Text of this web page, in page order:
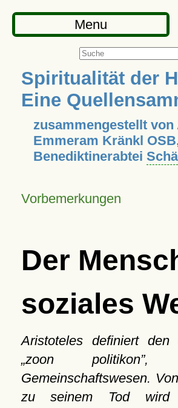
Menu
Spiritualität der
Eine
zusammengestellt von
Emmeram Kränkl
Benediktinerabtei
Vorbemerkungen
Der
soziales
Aristoteles definiert den
zoon politikon ,
Gemeinschaftswesen.
zu seinem Tod wird